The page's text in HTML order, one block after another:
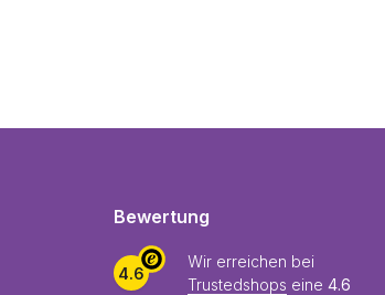
Bewertung
4.6
Wir erreichen bei
Trustedshops eine 4.6